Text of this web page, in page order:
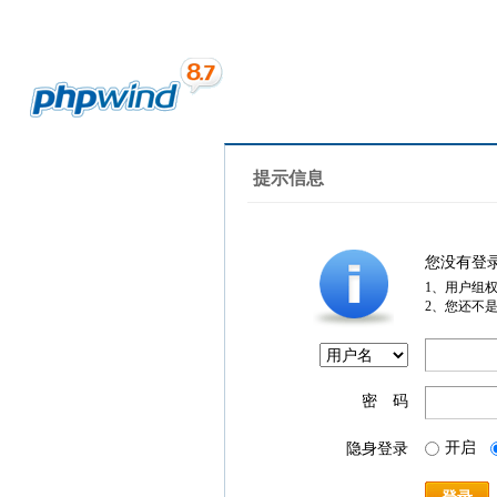
提示信息
您没有登
1、用户组
2、您还不
密 码
隐身登录 开启